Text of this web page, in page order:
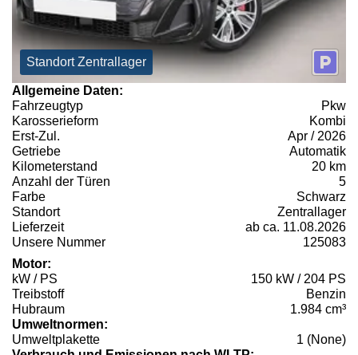
Standort Zentrallager
Allgemeine Daten:
Fahrzeugtyp
Pkw
Karosserieform
Kombi
Erst-Zul.
Apr / 2026
Getriebe
Automatik
Kilometerstand
20 km
Anzahl der Türen
5
Farbe
Schwarz
Standort
Zentrallager
Lieferzeit
ab ca. 11.08.2026
Unsere Nummer
125083
Motor:
kW / PS
150 kW / 204 PS
Treibstoff
Benzin
Hubraum
1.984 cm³
Umweltnormen:
Umweltplakette
1 (None)